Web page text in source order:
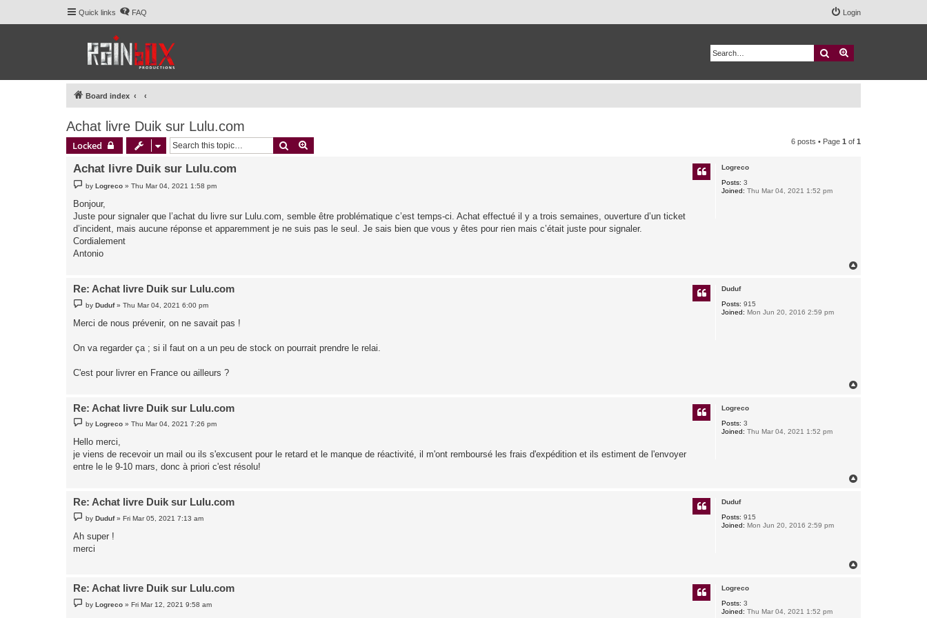
Quick links FAQ Login
Search
Board index
Achat livre Duik sur Lulu.com
Locked Search 6 posts • Page 1 of 1
Logreco
Posts: 3
Joined: Thu Mar 04, 2021 1:52 pm
Achat livre Duik sur Lulu.com
P
o
t
byLogreco »Thu Mar 04, 2021 1:58 pm
Bonjour,
Juste pour signaler que l’achat du livre sur Lulu.com, semble être problématique c’est temps-ci. Achat effectué il y a trois semaines, ouverture d’un ticket
d’incident, mais aucune réponse et apparemment je ne suis pas le seul. Je sais bien que vous y êtes pour rien mais c’était juste pour signaler.
Cordialement
Antonio
Duduf
Posts: 915
Joined: Mon Jun 20, 2016 2:59 pm
Re: Achat livre Duik sur Lulu.com
P
o
t
byDuduf»Thu Mar 04, 2021 6:00 pm
Merci de nous prévenir, on ne savait pas !
On va regarder ça ; si il faut on a un peu de stock on pourrait prendre le relai.
C'est pour livrer en France ou ailleurs ?
Logreco
Posts: 3
Joined: Thu Mar 04, 2021 1:52 pm
Re: Achat livre Duik sur Lulu.com
P
o
s
t
byLogreco »Thu Mar 04, 2021 7:26 pm
Hello merci,
je viens de recevoir un mail ou ils s'excusent pour le retard et le manque de réactivité, il m'ont remboursé les frais d'expédition et ils estiment de l'envoyer
entre le le 9-10 mars, donc à priori c'est résolu!
Duduf
Posts: 915
Joined: Mon Jun 20, 2016 2:59 pm
Re: Achat livre Duik sur Lulu.com
P
o
t
byDuduf»Fri Mar 05, 2021 7:13 am
Ah super !
merci
Logreco
Posts: 3
Joined: Thu Mar 04, 2021 1:52 pm
Re: Achat livre Duik sur Lulu.com
P
o
byLogreco »Fri Mar 12, 2021 9:58 am